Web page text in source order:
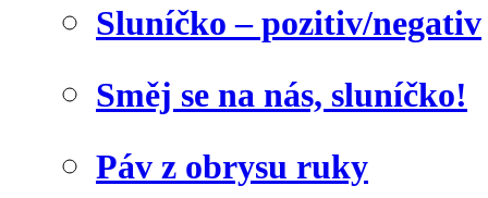
Sluníčko – pozitiv/negativ
Směj se na nás, sluníčko!
Páv z obrysu ruky